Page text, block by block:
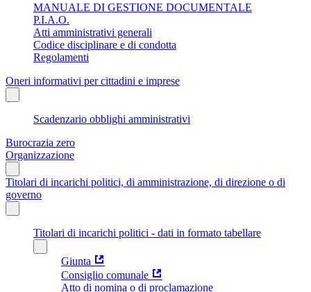
MANUALE DI GESTIONE DOCUMENTALE
P.I.A.O.
Atti amministrativi generali
Codice disciplinare e di condotta
Regolamenti
Oneri informativi per cittadini e imprese
Scadenzario obblighi amministrativi
Burocrazia zero
Organizzazione
Titolari di incarichi politici, di amministrazione, di direzione o di
governo
Titolari di incarichi politici - dati in formato tabellare
Giunta
Consiglio comunale
Atto di nomina o di proclamazione